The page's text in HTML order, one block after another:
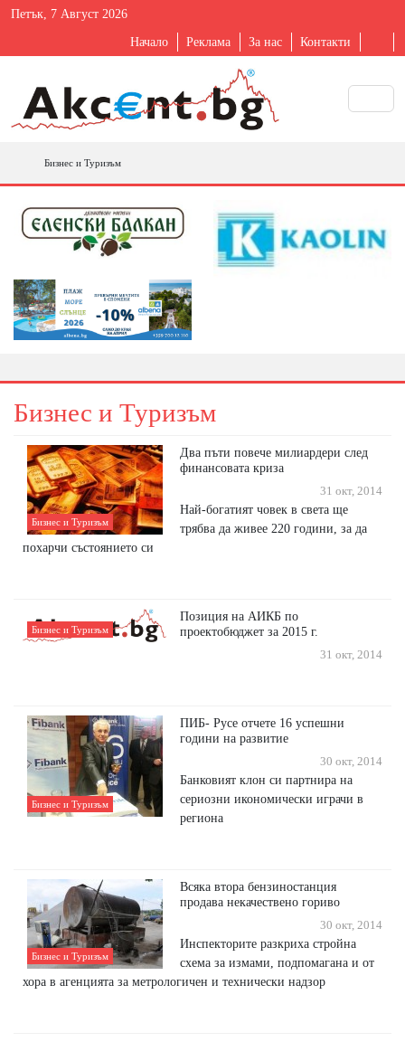
Петък, 7 Август 2026
Начало Реклама За нас Контакти
Бизнес и Туризъм
Бизнес и Туризъм
Бизнес и Туризъм
Два пъти повече милиардери след
финансовата криза
31 окт, 2014
Най-богатият човек в света ще
трябва да живее 220 години, за да
похарчи състоянието си
Бизнес и Туризъм
Позиция на АИКБ по
проектобюджет за 2015 г.
31 окт, 2014
Бизнес и Туризъм
ПИБ- Русе отчете 16 успешни
години на развитие
30 окт, 2014
Банковият клон си партнира на
сериозни икономически играчи в
региона
Бизнес и Туризъм
Всяка втора бензиностанция
продава некачествено гориво
30 окт, 2014
Инспекторите разкриха стройна
схема за измами, подпомагана и от
хора в агенцията за метрологичен и технически надзор